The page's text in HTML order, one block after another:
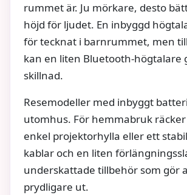
rummet är. Ju mörkare, desto
höjd för ljudet. En inbyggd
för tecknat i barnrummet, men
kan en liten Bluetooth-högtalare
skillnad.
Resemodeller med inbyggt
utomhus. För hemmabruk
enkel projektorhylla eller ett
kablar och en liten
underskattade tillbehör som gör
prydligare ut.